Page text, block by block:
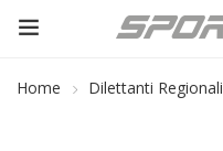
Home Dilettanti Regionali